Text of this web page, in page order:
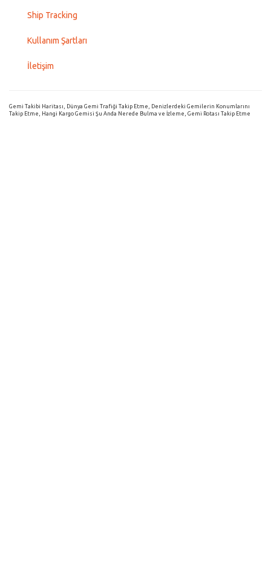
Ship Tracking
Kullanım Şartları
İletişim
Gemi Takibi Haritası, Dünya Gemi Trafiği Takip Etme, Denizlerdeki Gemilerin Konumlarını
Takip Etme, Hangi Kargo Gemisi Şu Anda Nerede Bulma ve İzleme, Gemi Rotası Takip Etme